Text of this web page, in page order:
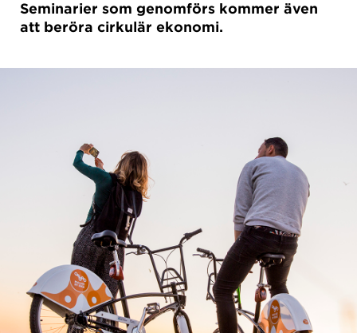
Seminarier som genomförs kommer även
att beröra cirkulär ekonomi.